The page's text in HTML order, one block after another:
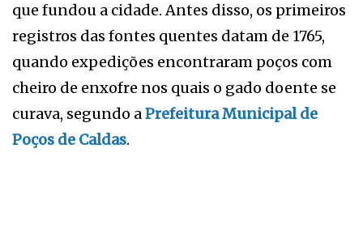
que fundou a cidade. Antes disso, os primeiros
registros das fontes quentes datam de 1765,
quando expedições encontraram poços com
cheiro de enxofre nos quais o gado doente se
curava, segundo aPrefeitura Municipal de
Poços de Caldas.